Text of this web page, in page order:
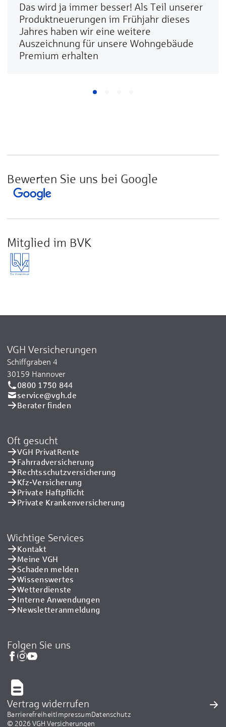
Das wird ja immer besser! Als Teil unserer
Produktneuerungen im Frühjahr dieses
Jahres haben wir eine weitere
Auszeichnung für unsere Wohngebäude
Premium erhalten
Bewerten Sie uns bei Google
Mitglied im BVK
VGH Versicherungen
Schiffgraben 4
30159 Hannover
0800 1750 844
service@vgh.de
Berater finden
Oft gesucht
VGH PrivatRente
Fahrradversicherung
Rechtsschutzversicherung
Kfz-Versicherung
Private Haftpflicht
Private Kranken­versicherung
Wichtige Services
Kontakt
Meine VGH
Schaden melden
Wissenswertes
Wetterdienste
Interne Anwendungen
Newsletteranmeldung
Folgen Sie uns
Vertrag widerrufen
BarrierefreiheitImpressumDatenschutz
© 2026 VGH Versicherungen